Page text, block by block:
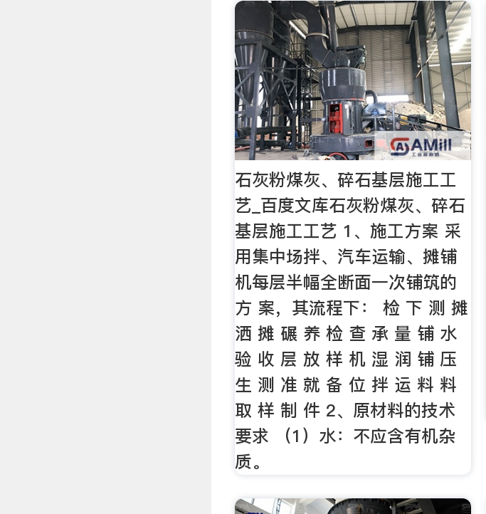
石灰粉煤灰、碎石基层施工工
艺_百度文库石灰粉煤灰、碎石
基层施工工艺 1、施工方案 采
用集中场拌、汽车运输、摊铺
机每层半幅全断面一次铺筑的
方 案，其流程下： 检 下 测 摊
洒 摊 碾 养 检 查 承 量 铺 水
验 收 层 放 样 机 湿 润 铺 压
生 测 准 就 备 位 拌 运 料 料
取 样 制 件 2、原材料的技术
要求 （1）水：不应含有机杂
质。